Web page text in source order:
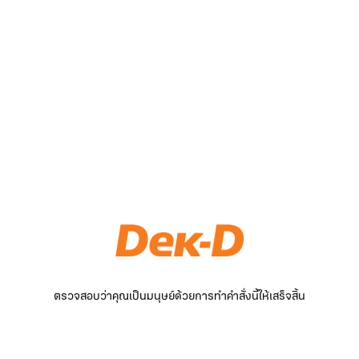
ตรวจสอบว่าคุณเป็นมนุษย์ด้วยการทำคำสั่งนี้ให้เสร็จสิ้น